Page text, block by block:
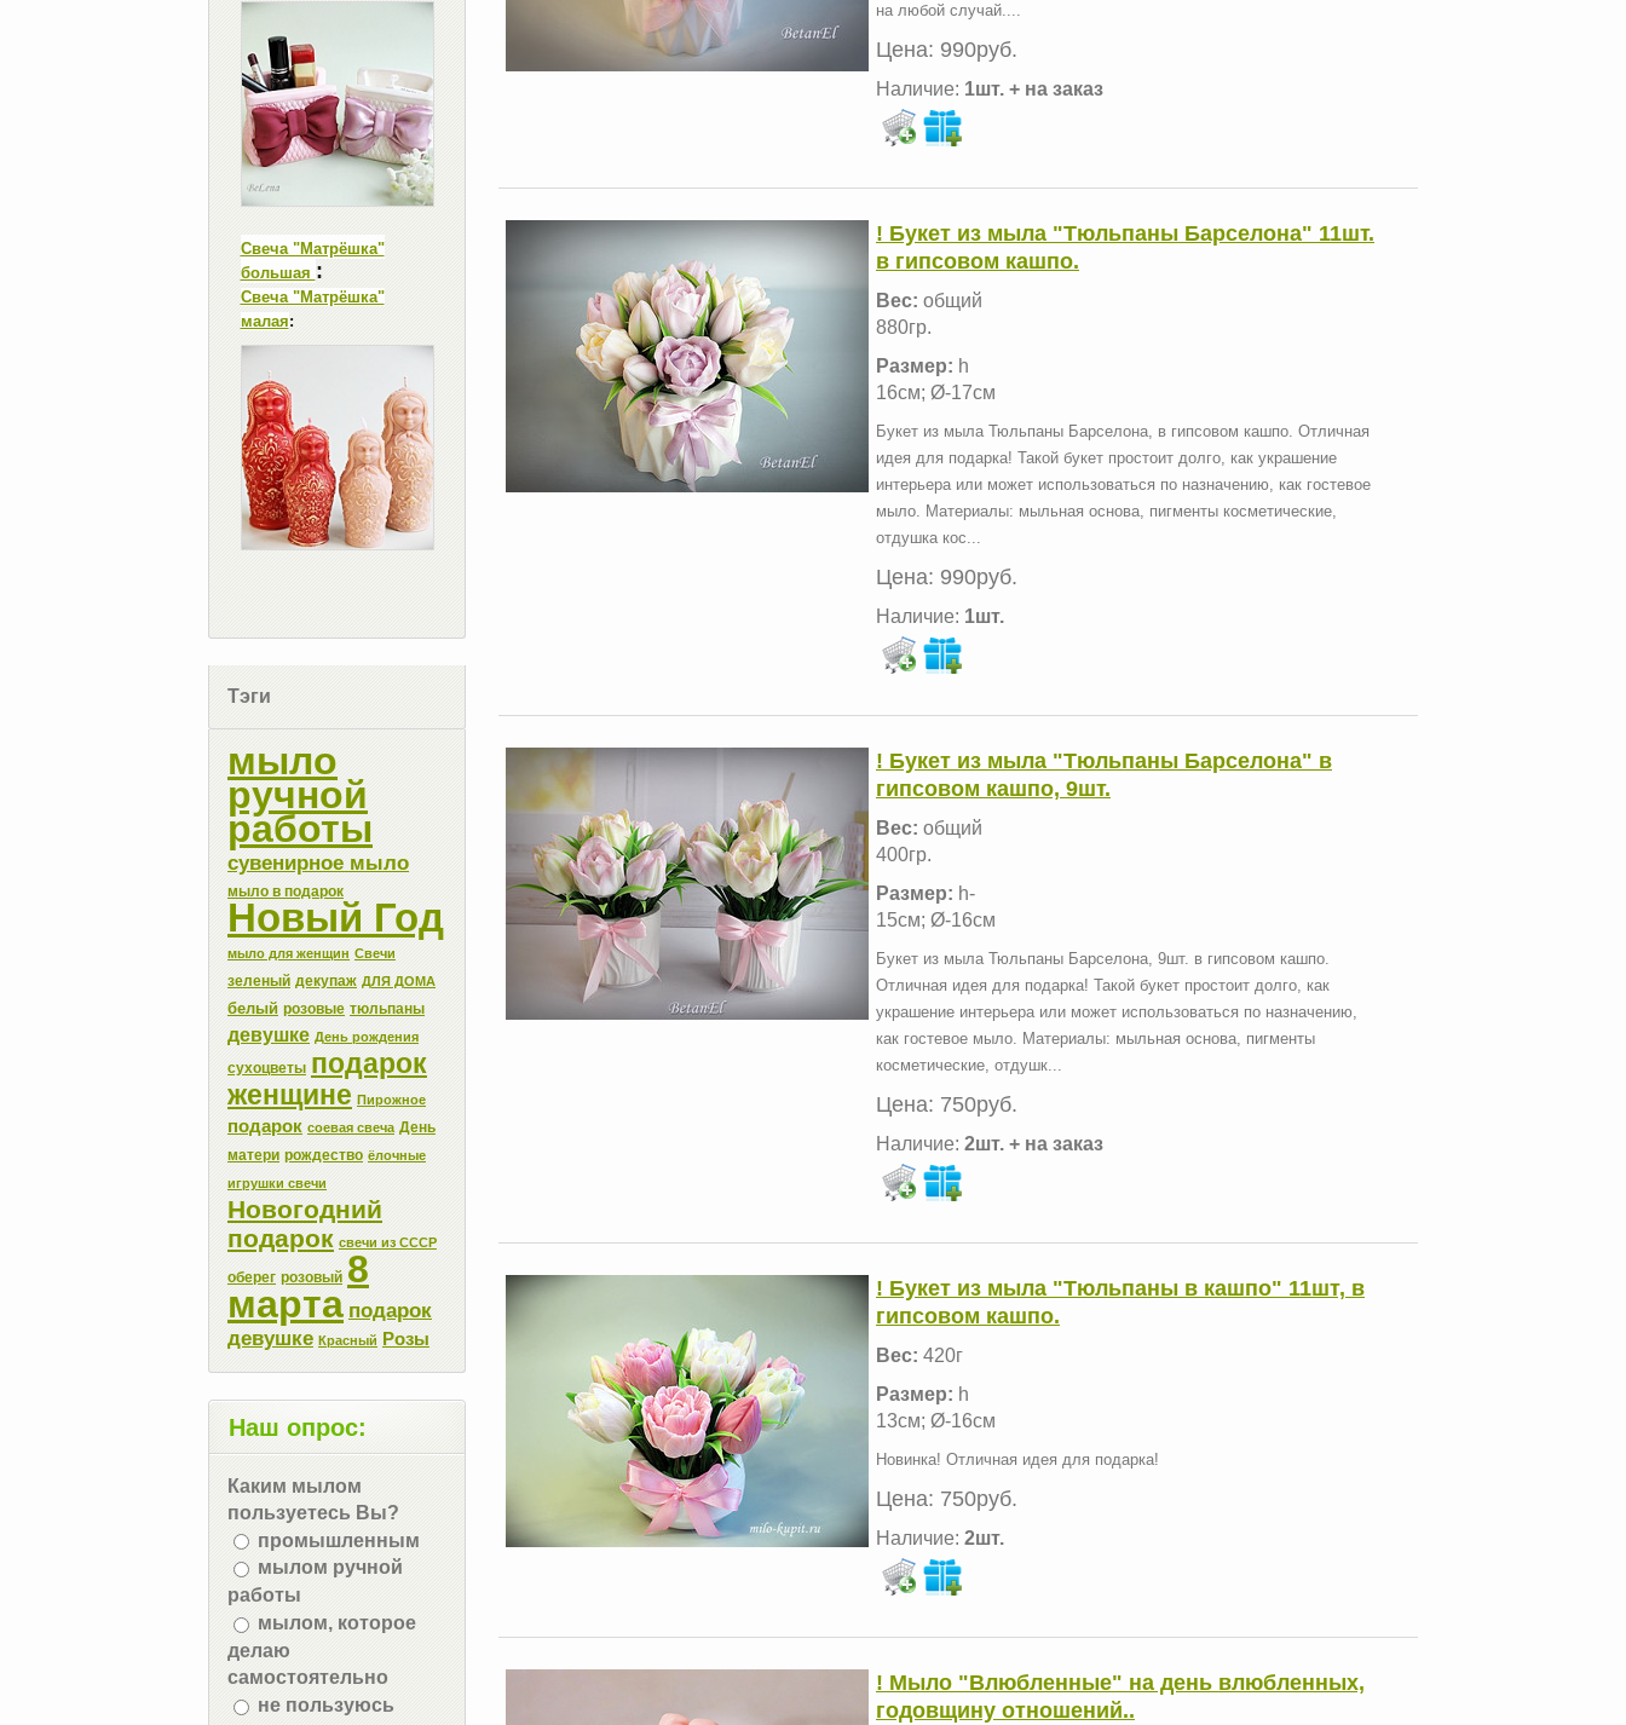
на любой случай....
Цена: 990руб.
Наличие: 1шт. + на заказ
! Букет из мыла "Тюльпаны Барселона" 11шт.
в гипсовом кашпо.
Вес: общий
880гр.
Размер: h
16см; Ø-17см
Букет из мыла Тюльпаны Барселона, в гипсовом кашпо. Отличная
идея для подарка! Такой букет простоит долго, как украшение
интерьера или может использоваться по назначению, как гостевое
мыло. Материалы: мыльная основа, пигменты косметические,
отдушка кос...
Цена: 990руб.
Наличие: 1шт.
! Букет из мыла "Тюльпаны Барселона" в
гипсовом кашпо, 9шт.
Вес: общий
400гр.
Размер: h-
15см; Ø-16см
Букет из мыла Тюльпаны Барселона, 9шт. в гипсовом кашпо.
Отличная идея для подарка! Такой букет простоит долго, как
украшение интерьера или может использоваться по назначению,
как гостевое мыло. Материалы: мыльная основа, пигменты
косметические, отдушк...
Цена: 750руб.
Наличие: 2шт. + на заказ
! Букет из мыла "Тюльпаны в кашпо" 11шт, в
гипсовом кашпо.
Вес: 420г
Размер: h
13см; Ø-16см
Новинка! Отличная идея для подарка!
Цена: 750руб.
Наличие: 2шт.
! Мыло "Влюбленные" на день влюбленных,
годовщину отношений..
Свеча "Матрёшка"
большая :
Свеча "Матрёшка"
малая:
Тэги
мыло
ручной
работы
сувенирное мыло
мыло в подарок
Новый Год
мыло для женщин Свечи
зеленый декупаж ДЛЯ ДОМА
белый розовые тюльпаны
девушке День рождения
сухоцветы подарок
женщине Пирожное
подарок соевая свеча День
матери рождество ёлочные
игрушки свечи
Новогодний
подарок свечи из СССР
оберег розовый 8
марта подарок
девушке Красный Розы
Наш опрос:
Каким мылом
пользуетесь Вы?
промышленным
мылом ручной
работы
мылом, которое
делаю
самостоятельно
не пользуюсь